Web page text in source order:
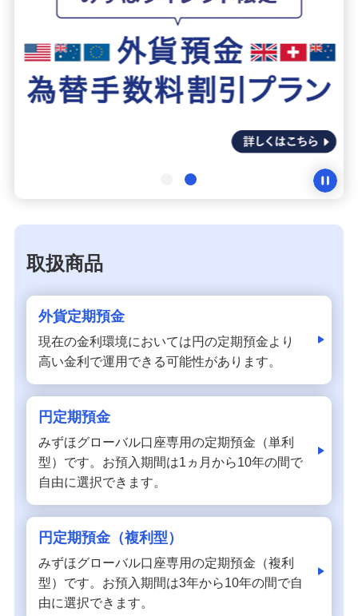
個人向け国債
金銭信託「貯蓄の達人」
iDeCo申込
ライフデザイン・ナビゲーション
来店予約（ご相談）
資産形成・資産運用セミナー
備える
相続・保険
学ぶ・考える
生涯学習
お客さまサポート
困ったときは・よくあるご質問
みずほ銀行について
取扱商品
外貨定期預金
現在の金利環境においては円の定期預金より
高い金利で運用できる可能性があります。
円定期預金
みずほグローバル口座専用の定期預金（単利
型）です。お預入期間は1ヵ月から10年の間で
自由に選択できます。
円定期預金（複利型）
みずほグローバル口座専用の定期預金（複利
型）です。お預入期間は3年から10年の間で自
由に選択できます。